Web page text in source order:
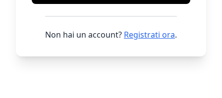
Non hai un account? Registrati ora.